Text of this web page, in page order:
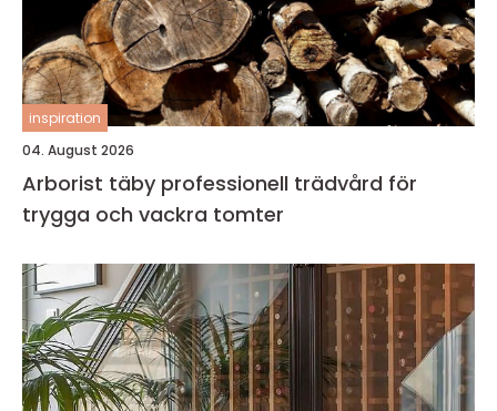
inspiration
04. August 2026
Arborist täby professionell trädvård för
trygga och vackra tomter